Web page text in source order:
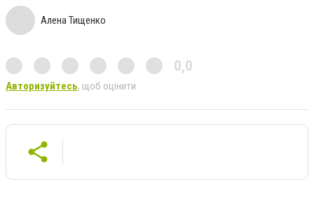
Алена Тищенко
0,0
Авторизуйтесь, щоб оцінити